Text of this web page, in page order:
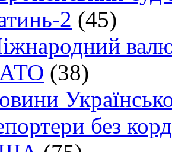
2 (45)
(38)
без